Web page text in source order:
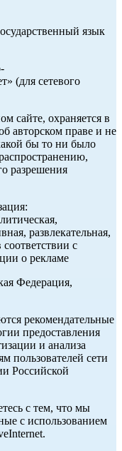
язык
(для сетевого
сайте, охраняется в
авторском праве и не
бы то ни было
разрешения
развлекательная,
соответствии с
о рекламе
Федерация,
рекомендательные
предоставления
и анализа
пользователей сети
Российской
с тем, что мы
с использованием